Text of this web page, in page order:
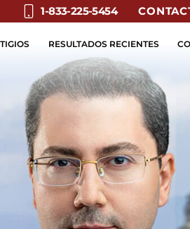
1-833-225-5454
RESULTADOS RECIENTES